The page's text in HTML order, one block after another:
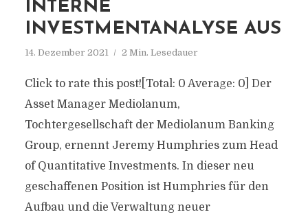
INTERNE
INVESTMENTANALYSE AUS
14. Dezember 2021 2 Min. Lesedauer
Click to rate this post![Total: 0 Average: 0] Der
Asset Manager Mediolanum,
Tochtergesellschaft der Mediolanum Banking
Group, ernennt Jeremy Humphries zum Head
of Quantitative Investments. In dieser neu
geschaffenen Position ist Humphries für den
Aufbau und die Verwaltung neuer